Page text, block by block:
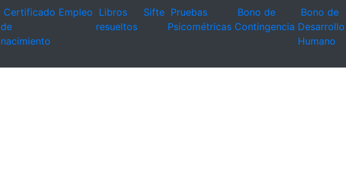
Certificado
de
nacimiento
Empleo Libros
resueltos
Sifte Pruebas
Psicométricas
Bono de
Contingencia
Bono de
Desarrollo
Humano